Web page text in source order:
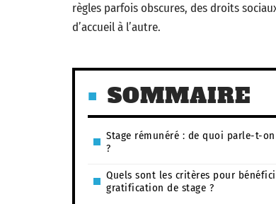
règles parfois obscures, des droits
d’accueil à l’autre.
SOMMAIRE
Stage rémunéré : de quoi parle-t-
?
Quels sont les critères pour
gratification de stage ?